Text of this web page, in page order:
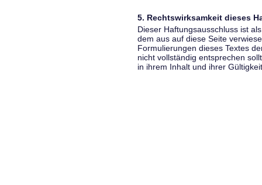
5. Rechtswirksamkeit dieses
Dieser Haftungsausschluss ist
dem aus auf diese Seite
Formulierungen dieses Textes
nicht vollständig entsprechen
in ihrem Inhalt und ihrer